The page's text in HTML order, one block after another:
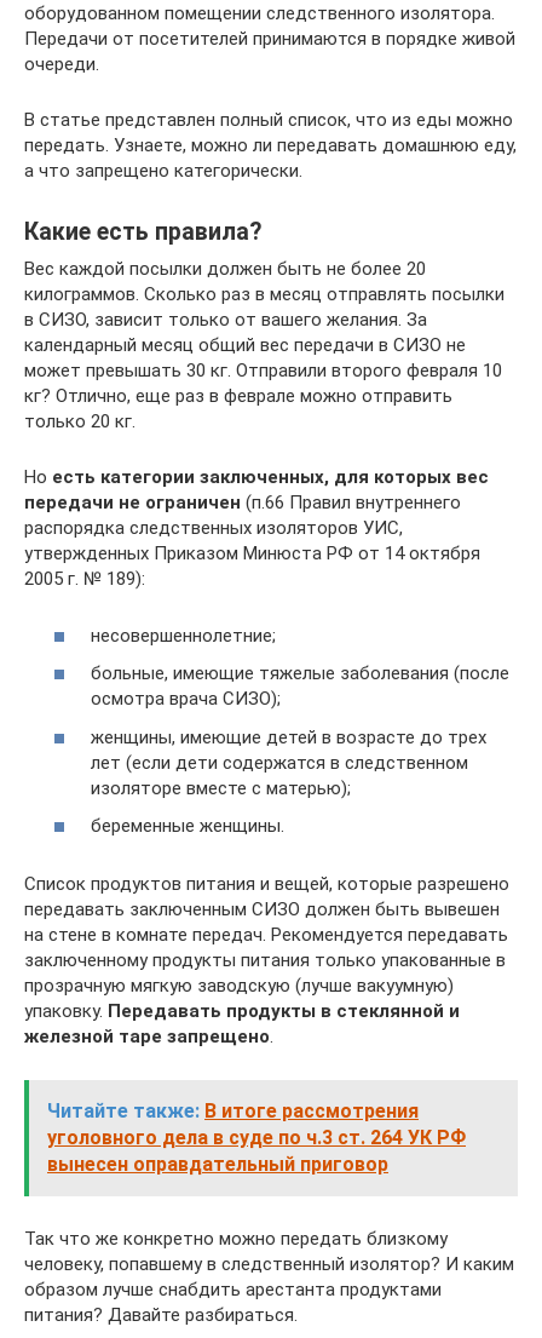
оборудованном помещении следственного изолятора.
Передачи от посетителей принимаются в порядке живой
очереди.
В статье представлен полный список, что из еды можно
передать. Узнаете, можно ли передавать домашнюю еду,
а что запрещено категорически.
Какие есть правила?
Вес каждой посылки должен быть не более 20
килограммов. Сколько раз в месяц отправлять посылки
в СИЗО, зависит только от вашего желания. За
календарный месяц общий вес передачи в СИЗО не
может превышать 30 кг. Отправили второго февраля 10
кг? Отлично, еще раз в феврале можно отправить
только 20 кг.
Но есть категории заключенных, для которых вес
передачи не ограничен (п.66 Правил внутреннего
распорядка следственных изоляторов УИС,
утвержденных Приказом Минюста РФ от 14 октября
2005 г. № 189):
несовершеннолетние;
больные, имеющие тяжелые заболевания (после
осмотра врача СИЗО);
женщины, имеющие детей в возрасте до трех
лет (если дети содержатся в следственном
изоляторе вместе с матерью);
беременные женщины.
Список продуктов питания и вещей, которые разрешено
передавать заключенным СИЗО должен быть вывешен
на стене в комнате передач. Рекомендуется передавать
заключенному продукты питания только упакованные в
прозрачную мягкую заводскую (лучше вакуумную)
упаковку. Передавать продукты в стеклянной и
железной таре запрещено.
Читайте также: В итоге рассмотрения
уголовного дела в суде по ч.3 ст. 264 УК РФ
вынесен оправдательный приговор
Так что же конкретно можно передать близкому
человеку, попавшему в следственный изолятор? И каким
образом лучше снабдить арестанта продуктами
питания? Давайте разбираться.